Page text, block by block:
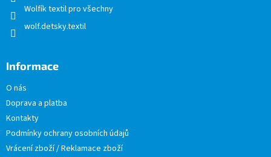
Wolfík textil pro všechny
wolf.detsky.textil
Informace
O nás
Doprava a platba
Kontakty
Podmínky ochrany osobních údajů
Vrácení zboží / Reklamace zboží